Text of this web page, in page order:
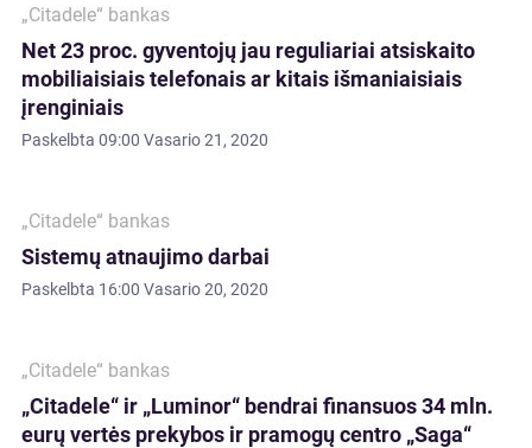
„Citadele“ bankas
Net 23 proc. gyventojų jau reguliariai atsiskaito
mobiliaisiais telefonais ar kitais išmaniaisiais
įrenginiais
Paskelbta 09:00 Vasario 21, 2020
„Citadele“ bankas
Sistemų atnaujimo darbai
Paskelbta 16:00 Vasario 20, 2020
„Citadele“ bankas
„Citadele“ ir „Luminor“ bendrai finansuos 34 mln.
eurų vertės prekybos ir pramogų centro „Saga“